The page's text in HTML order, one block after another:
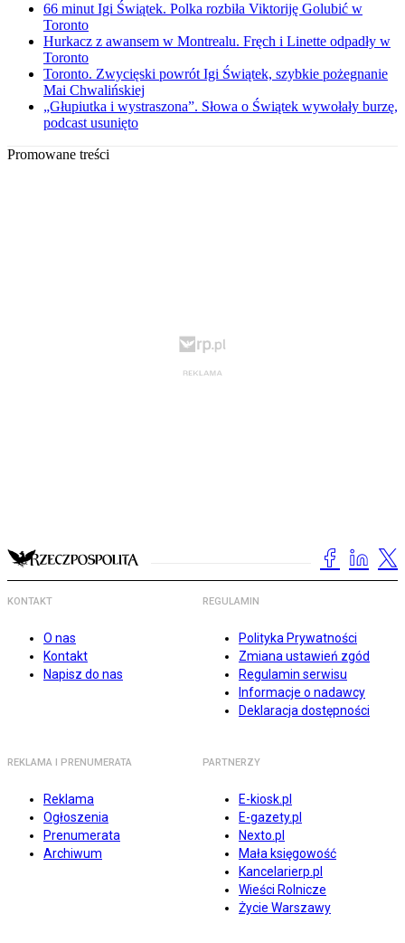
66 minut Igi Świątek. Polka rozbiła Viktoriję Golubić w
Toronto
Hurkacz z awansem w Montrealu. Fręch i Linette odpadły w
Toronto
Toronto. Zwycięski powrót Igi Świątek, szybkie pożegnanie
Mai Chwalińskiej
„Głupiutka i wystraszona”. Słowa o Świątek wywołały burzę,
podcast usunięto
Promowane treści
KONTAKT
O nas
Kontakt
Napisz do nas
REGULAMIN
Polityka Prywatności
Zmiana ustawień zgód
Regulamin serwisu
Informacje o nadawcy
Deklaracja dostępności
REKLAMA I PRENUMERATA
Reklama
Ogłoszenia
Prenumerata
Archiwum
PARTNERZY
E-kiosk.pl
E-gazety.pl
Nexto.pl
Mała księgowość
Kancelarierp.pl
Wieści Rolnicze
Życie Warszawy